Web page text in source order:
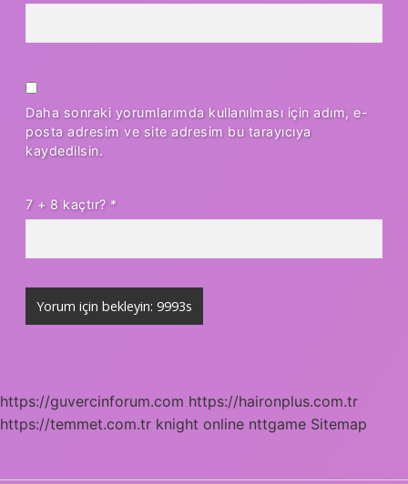
Daha sonraki yorumlarımda kullanılması için adım, e-
posta adresim ve site adresim bu tarayıcıya
kaydedilsin.
7 + 8 kaçtır? *
https://guvercinforum.com https://haironplus.com.tr
https://temmet.com.tr knight online nttgame Sitemap